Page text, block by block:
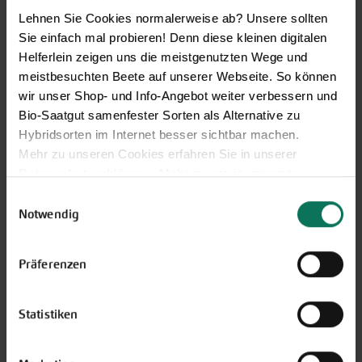
Lehnen Sie Cookies normalerweise ab? Unsere sollten
Sie einfach mal probieren! Denn diese kleinen digitalen
Helferlein zeigen uns die meistgenutzten Wege und
meistbesuchten Beete auf unserer Webseite. So können
wir unser Shop- und Info-Angebot weiter verbessern und
Bio-Saatgut samenfester Sorten als Alternative zu
Hybridsorten im Internet besser sichtbar machen.
Mehr zu unseren Cookies erfahren Sie in unserer
Datenschutzerklärung. Mehr zu uns in unserem
Sie können Ihre Einwilligung unter dem Link Cookie-
Notwendig
Präferenzen
Statistiken
GARTEN-Nachrichten
Mit den GARTEN-Nachrichten
erhalten Sie aktuelle Informationen
und hilfreiche Tipps und Tricks für